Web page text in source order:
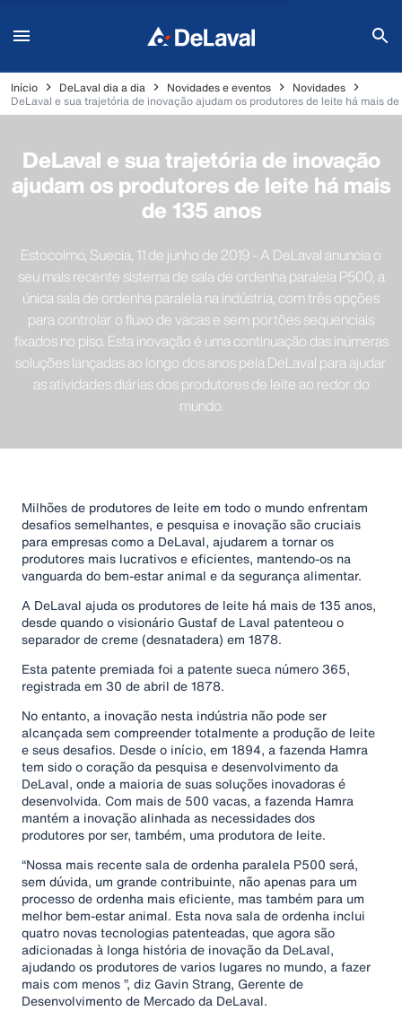
Início DeLaval dia a dia Novidades e eventos
Novidades
DeLaval e sua trajetória de inovação ajudam os produtores de leite há mais
DeLaval e sua trajetória de inovação
ajudam os produtores de leite há mais
de 135 anos
Estocolmo, Suecia, 11 de junho de 2019 - A DeLaval anuncia o
seu mais recente sistema de sala de ordenha paralela P500, a
única sala de ordenha paralela na indústria, com três opções
para controlar o fluxo de vacas e sem portões sequenciais
fixados no piso. Esta inovação é uma continuação das inúmeras
soluções lançadas ao longo dos anos pela DeLaval para ajudar
as atividades diárias dos produtores de leite ao redor do
mundo.
Milhões de produtores de leite em todo o mundo enfrentam
desafios semelhantes, e pesquisa e inovação são cruciais
para empresas como a DeLaval, ajudarem a tornar os
produtores mais lucrativos e eficientes, mantendo-os na
vanguarda do bem-estar animal e da segurança alimentar.
A DeLaval ajuda os produtores de leite há mais de 135 anos,
desde quando o visionário Gustaf de Laval patenteou o
separador de creme (desnatadera) em 1878.
Esta patente premiada foi a patente sueca número 365,
registrada em 30 de abril de 1878.
No entanto, a inovação nesta indústria não pode ser
alcançada sem compreender totalmente a produção de leite
e seus desafios. Desde o início, em 1894, a fazenda Hamra
tem sido o coração da pesquisa e desenvolvimento da
DeLaval, onde a maioria de suas soluções inovadoras é
desenvolvida. Com mais de 500 vacas, a fazenda Hamra
mantém a inovação alinhada as necessidades dos
produtores por ser, também, uma produtora de leite.
“Nossa mais recente sala de ordenha paralela P500 será,
sem dúvida, um grande contribuinte, não apenas para um
processo de ordenha mais eficiente, mas também para um
melhor bem-estar animal. Esta nova sala de ordenha inclui
quatro novas tecnologias patenteadas, que agora são
adicionadas à longa história de inovação da DeLaval,
ajudando os produtores de varios lugares no mundo, a fazer
mais com menos ”, diz Gavin Strang, Gerente de
Desenvolvimento de Mercado da DeLaval.